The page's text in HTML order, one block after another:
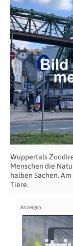
Wuppertals
Menschen die
halben Sachen.
Tiere.